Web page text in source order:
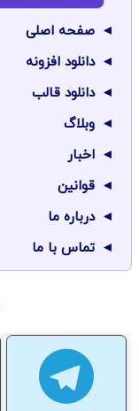
صفحه اصلی
دانلود افزونه
دانلود قالب
وبلاگ
اخبار
قوانین
درباره ما
تماس با ما